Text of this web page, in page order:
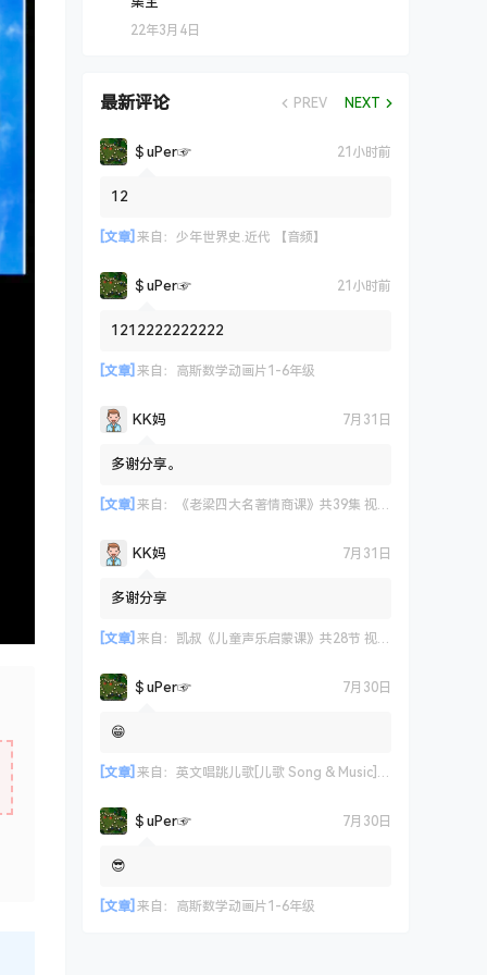
22年3月4日
最新评论 PREV NEXT
＄uΡer☞ 21小时前
12
[文章] 来自： 少年世界史.近代 【音频】
＄uΡer☞ 21小时前
1212222222222
[文章] 来自： 高斯数学动画片1-6年级
KK妈 7月31日
多谢分享。
[文章] 来自： 《老梁四大名著情商课》共39集 视频课程
KK妈 7月31日
多谢分享
[文章] 来自： 凯叔《儿童声乐启蒙课》共28节 视频课程
＄uΡer☞ 7月30日
😁
[文章] 来自： 英文唱跳儿歌[儿歌 Song & Music] 艾米咕噜
＄uΡer☞ 7月30日
😎
[文章] 来自： 高斯数学动画片1-6年级